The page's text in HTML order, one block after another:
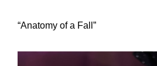
“Anatomy of a Fall”